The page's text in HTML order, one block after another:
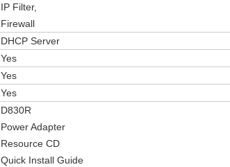
IP Filter,
Firewall
DHCP Server
Yes
Yes
Yes
D830R
Power Adapter
Resource CD
Quick Install Guide